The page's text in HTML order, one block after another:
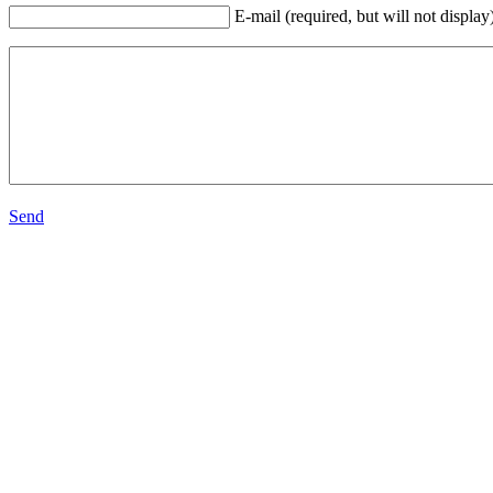
E-mail (required, but will not
Send